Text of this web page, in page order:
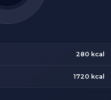
280 kcal
1720 kcal